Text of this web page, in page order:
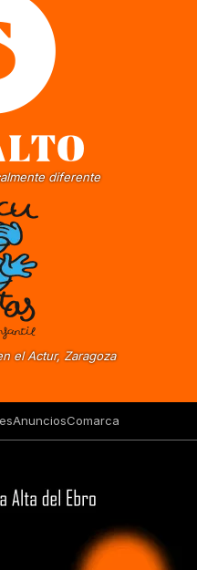
diferente
el Actur, Zaragoza
AnunciosComarca